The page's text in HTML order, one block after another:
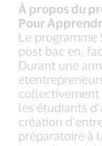
À propos du
Pour
Le programme
post bac en,
Durant une
collectivement
les étudiants
création
préparatoire à